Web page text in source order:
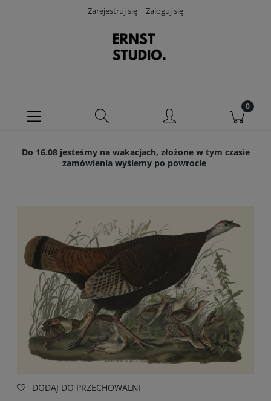
Zarejestruj się Zaloguj się
Do 16.08 jesteśmy na wakacjach, złożone w tym czasie
zamówienia wyślemy po powrocie
DODAJ DO PRZECHOWALNI